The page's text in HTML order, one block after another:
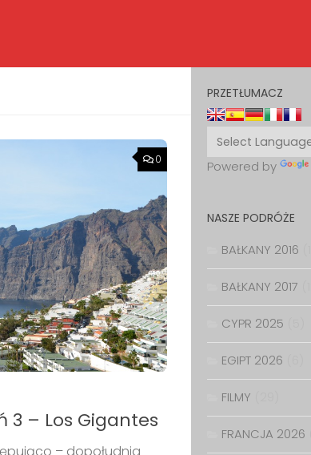
0
3 – Los Gigantes
– dopołudnia
PRZETŁUMACZ
Powered by
NASZE PODRÓŻE
BAŁKANY 2016
BAŁKANY 2017
CYPR 2025
EGIPT 2026
FILMY
FRANCJA 2026